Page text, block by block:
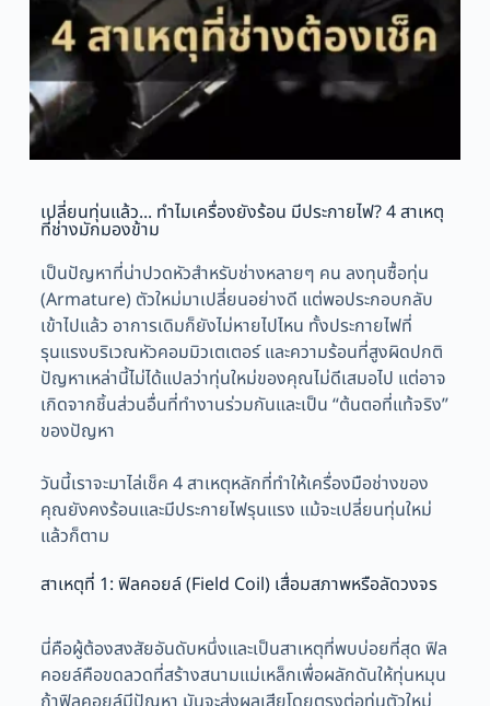
เปลี่ยนทุ่นแล้ว... ทำไมเครื่องยังร้อน มีประกายไฟ? 4 สาเหตุ
ที่ช่างมักมองข้าม
เป็นปัญหาที่น่าปวดหัวสำหรับช่างหลายๆ คน ลงทุนซื้อทุ่น
(Armature) ตัวใหม่มาเปลี่ยนอย่างดี แต่พอประกอบกลับ
เข้าไปแล้ว อาการเดิมก็ยังไม่หายไปไหน ทั้งประกายไฟที่
รุนแรงบริเวณหัวคอมมิวเตเตอร์ และความร้อนที่สูงผิดปกติ
ปัญหาเหล่านี้ไม่ได้แปลว่าทุ่นใหม่ของคุณไม่ดีเสมอไป แต่อาจ
เกิดจากชิ้นส่วนอื่นที่ทำงานร่วมกันและเป็น “ต้นตอที่แท้จริง”
ของปัญหา
วันนี้เราจะมาไล่เช็ค 4 สาเหตุหลักที่ทำให้เครื่องมือช่างของ
คุณยังคงร้อนและมีประกายไฟรุนแรง แม้จะเปลี่ยนทุ่นใหม่
แล้วก็ตาม
สาเหตุที่ 1: ฟิลคอยล์ (Field Coil) เสื่อมสภาพหรือลัดวงจร
นี่คือผู้ต้องสงสัยอันดับหนึ่งและเป็นสาเหตุที่พบบ่อยที่สุด ฟิล
คอยล์คือขดลวดที่สร้างสนามแม่เหล็กเพื่อผลักดันให้ทุ่นหมุน